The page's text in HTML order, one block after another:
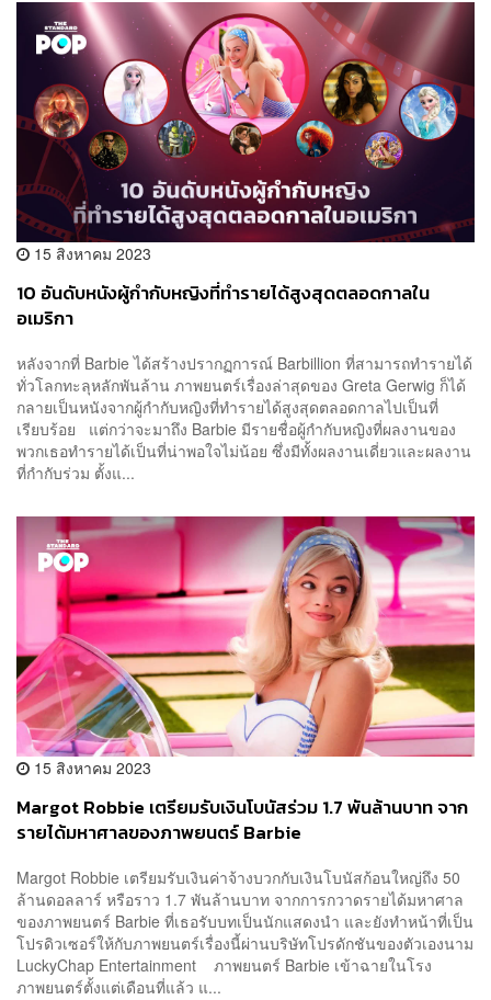
15 สิงหาคม 2023
10 อันดับหนังผู้กำกับหญิงที่ทำรายได้สูงสุดตลอดกาลใน
อเมริกา
หลังจากที่ Barbie ได้สร้างปรากฏการณ์ Barbillion ที่สามารถทำรายได้
ทั่วโลกทะลุหลักพันล้าน ภาพยนตร์เรื่องล่าสุดของ Greta Gerwig ก็ได้
กลายเป็นหนังจากผู้กำกับหญิงที่ทำรายได้สูงสุดตลอดกาลไปเป็นที่
เรียบร้อย แต่กว่าจะมาถึง Barbie มีรายชื่อผู้กำกับหญิงที่ผลงานของ
พวกเธอทำรายได้เป็นที่น่าพอใจไม่น้อย ซึ่งมีทั้งผลงานเดี่ยวและผลงาน
ที่กำกับร่วม ตั้งแ...
15 สิงหาคม 2023
Margot Robbie เตรียมรับเงินโบนัสร่วม 1.7 พันล้านบาท จาก
รายได้มหาศาลของภาพยนตร์ Barbie
Margot Robbie เตรียมรับเงินค่าจ้างบวกกับเงินโบนัสก้อนใหญ่ถึง 50
ล้านดอลลาร์ หรือราว 1.7 พันล้านบาท จากการกวาดรายได้มหาศาล
ของภาพยนตร์ Barbie ที่เธอรับบทเป็นนักแสดงนำ และยังทำหน้าที่เป็น
โปรดิวเซอร์ให้กับภาพยนตร์เรื่องนี้ผ่านบริษัทโปรดักชันของตัวเองนาม
LuckyChap Entertainment ภาพยนตร์ Barbie เข้าฉายในโรง
ภาพยนตร์ตั้งแต่เดือนที่แล้ว แ...